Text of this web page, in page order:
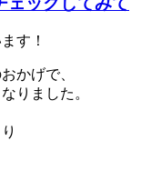
す！
かげで、
りました。